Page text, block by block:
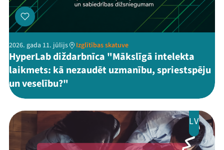
2026. gada 11. jūlijs Izglītības skatuve
HyperLab diždarbnīca "Mākslīgā intelekta
laikmets: kā nezaudēt uzmanību, spriestspēju
un veselību?"
LV